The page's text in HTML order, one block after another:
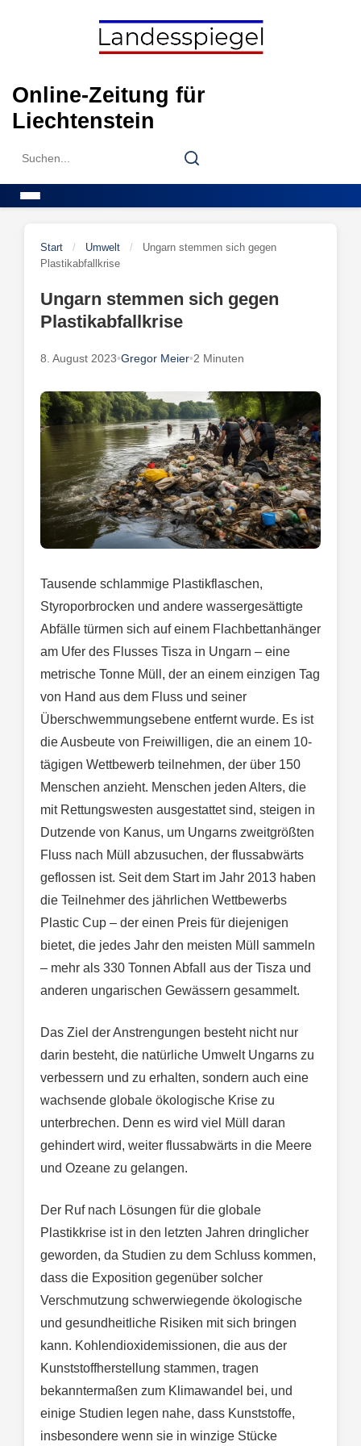
Online-Zeitung für
Liechtenstein
Search
Search
Start / Umwelt /
Ungarn stemmen sich gegen
Plastikabfallkrise
Ungarn stemmen sich gegen
Plastikabfallkrise
8. August 2023•Gregor Meier•2 Minuten
Tausende schlammige Plastikflaschen,
Styroporbrocken und andere wassergesättigte
Abfälle türmen sich auf einem Flachbettanhänger
am Ufer des Flusses Tisza in Ungarn – eine
metrische Tonne Müll, der an einem einzigen Tag
von Hand aus dem Fluss und seiner
Überschwemmungsebene entfernt wurde. Es ist
die Ausbeute von Freiwilligen, die an einem 10-
tägigen Wettbewerb teilnehmen, der über 150
Menschen anzieht. Menschen jeden Alters, die
mit Rettungswesten ausgestattet sind, steigen in
Dutzende von Kanus, um Ungarns zweitgrößten
Fluss nach Müll abzusuchen, der flussabwärts
geflossen ist. Seit dem Start im Jahr 2013 haben
die Teilnehmer des jährlichen Wettbewerbs
Plastic Cup – der einen Preis für diejenigen
bietet, die jedes Jahr den meisten Müll sammeln
– mehr als 330 Tonnen Abfall aus der Tisza und
anderen ungarischen Gewässern gesammelt.
Das Ziel der Anstrengungen besteht nicht nur
darin besteht, die natürliche Umwelt Ungarns zu
verbessern und zu erhalten, sondern auch eine
wachsende globale ökologische Krise zu
unterbrechen. Denn es wird viel Müll daran
gehindert wird, weiter flussabwärts in die Meere
und Ozeane zu gelangen.
Der Ruf nach Lösungen für die globale
Plastikkrise ist in den letzten Jahren dringlicher
geworden, da Studien zu dem Schluss kommen,
dass die Exposition gegenüber solcher
Verschmutzung schwerwiegende ökologische
und gesundheitliche Risiken mit sich bringen
kann. Kohlendioxidemissionen, die aus der
Kunststoffherstellung stammen, tragen
bekanntermaßen zum Klimawandel bei, und
einige Studien legen nahe, dass Kunststoffe,
insbesondere wenn sie in winzige Stücke